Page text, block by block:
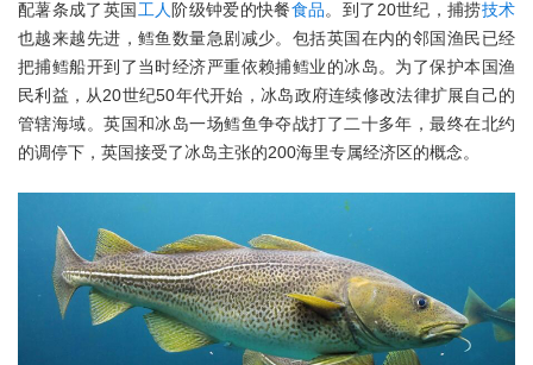
配薯条成了英国 工人 阶级钟爱的快餐食品。到了20世纪，捕捞技术
也越来越先进，鳕鱼数量急剧减少。包括英国在内的邻国渔民已经
把捕鳕船开到了当时经济严重依赖捕鳕业的冰岛。为了保护本国渔
民利益，从20世纪50年代开始，冰岛政府连续修改法律扩展自己的
管辖海域。英国和冰岛一场鳕鱼争夺战打了二十多年，最终在北约
的调停下，英国接受了冰岛主张的200海里专属经济区的概念。